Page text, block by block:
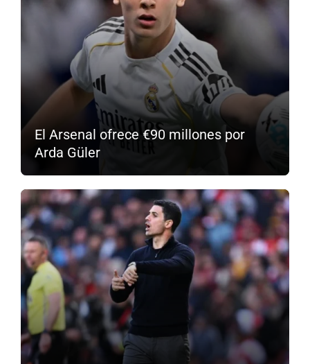
El Arsenal ofrece €90 millones por
Arda Güler